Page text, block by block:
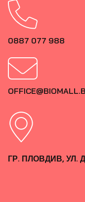
0887 077 988
ГР. ПЛОВДИВ, УЛ.